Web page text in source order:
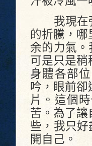
我現在強
的折騰，哪
余的力氣
可是只是稍
身體各部
吟，眼前卻
片。這個
苦。為了讓
些，我只
開自己。